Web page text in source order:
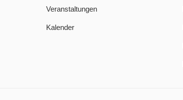
Veranstaltungen
Kalender